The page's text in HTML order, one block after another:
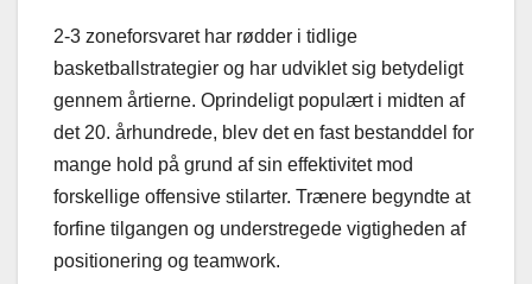
2-3 zoneforsvaret har rødder i tidlige
basketballstrategier og har udviklet sig betydeligt
gennem årtierne. Oprindeligt populært i midten af
det 20. århundrede, blev det en fast bestanddel for
mange hold på grund af sin effektivitet mod
forskellige offensive stilarter. Trænere begyndte at
forfine tilgangen og understregede vigtigheden af
positionering og teamwork.